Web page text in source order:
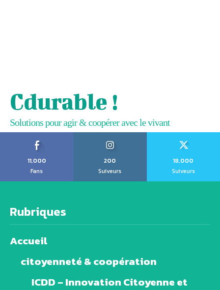
Cdurable !
Solutions pour agir & coopérer avec le vivant
11,000
Fans
200
Suiveurs
18,000
Suiveurs
Rubriques
Accueil
citoyenneté & coopération
ICDD – Innovation Citoyenne et